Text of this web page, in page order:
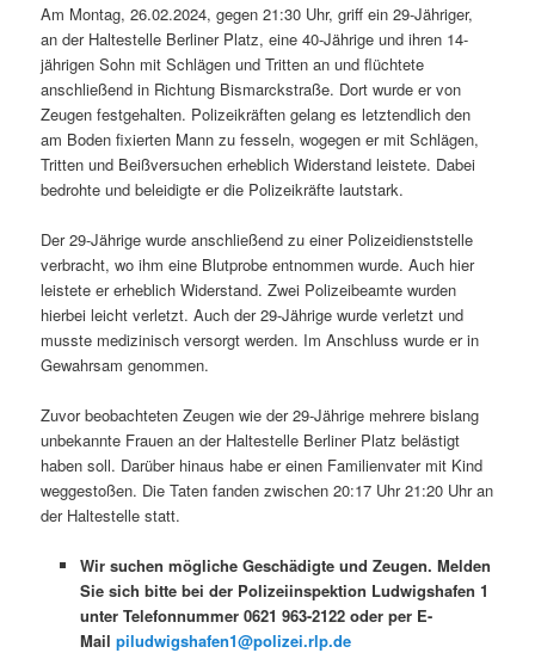
Am Montag, 26.02.2024, gegen 21:30 Uhr, griff ein 29-Jähriger,
an der Haltestelle Berliner Platz, eine 40-Jährige und ihren 14-
jährigen Sohn mit Schlägen und Tritten an und flüchtete
anschließend in Richtung Bismarckstraße. Dort wurde er von
Zeugen festgehalten. Polizeikräften gelang es letztendlich den
am Boden fixierten Mann zu fesseln, wogegen er mit Schlägen,
Tritten und Beißversuchen erheblich Widerstand leistete. Dabei
bedrohte und beleidigte er die Polizeikräfte lautstark.
Der 29-Jährige wurde anschließend zu einer Polizeidienststelle
verbracht, wo ihm eine Blutprobe entnommen wurde. Auch hier
leistete er erheblich Widerstand. Zwei Polizeibeamte wurden
hierbei leicht verletzt. Auch der 29-Jährige wurde verletzt und
musste medizinisch versorgt werden. Im Anschluss wurde er in
Gewahrsam genommen.
Zuvor beobachteten Zeugen wie der 29-Jährige mehrere bislang
unbekannte Frauen an der Haltestelle Berliner Platz belästigt
haben soll. Darüber hinaus habe er einen Familienvater mit Kind
weggestoßen. Die Taten fanden zwischen 20:17 Uhr 21:20 Uhr an
der Haltestelle statt.
Wir suchen mögliche Geschädigte und Zeugen. Melden
Sie sich bitte bei der Polizeiinspektion Ludwigshafen 1
unter Telefonnummer 0621 963-2122 oder per E-
Mail piludwigshafen1@polizei.rlp.de